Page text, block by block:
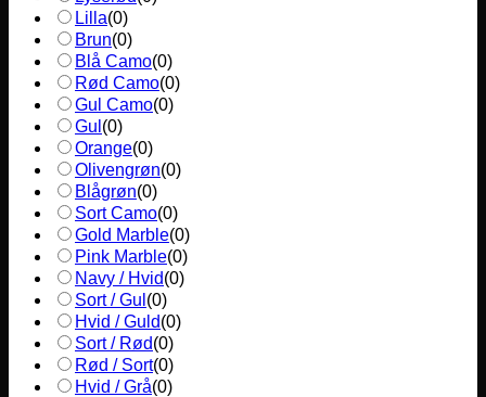
Lilla(0)
Brun(0)
Blå Camo(0)
Rød Camo(0)
Gul Camo(0)
Gul (0)
Orange(0)
Olivengrøn(0)
Blågrøn(0)
Sort Camo(0)
Gold Marble(0)
Pink Marble(0)
Navy / Hvid(0)
Sort / Gul (0)
Hvid / Guld(0)
Sort / Rød(0)
Rød / Sort(0)
Hvid / Grå(0)